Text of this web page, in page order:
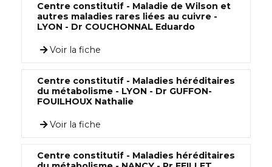
Centre constitutif - Maladie de Wilson et
autres maladies rares liées au cuivre -
LYON - Dr COUCHONNAL Eduardo
Voir la fiche
Centre constitutif - Maladies héréditaires
du métabolisme - LYON - Dr GUFFON-
FOUILHOUX Nathalie
Voir la fiche
Centre constitutif - Maladies héréditaires